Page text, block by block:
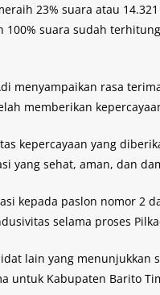
23% suara atau
100% suara sudah
menyampaikan rasa
memberikan
kepercayaan yang
yang sehat, aman, dan
kepada paslon nomor 2
selama proses
lain yang menunjukkan
untuk Kabupaten Barito